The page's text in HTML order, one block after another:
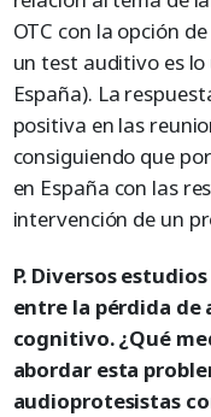
OTC con la opción
un test auditivo es
España). La
positiva en las
consiguiendo que
en España con las
intervención de un
P. Diversos
entre la pérdida
cognitivo. ¿Qué
abordar esta
audioprotesistas